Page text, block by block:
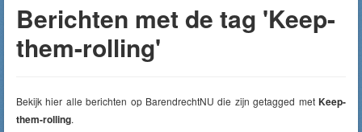
Berichten met de tag 'Keep-
them-rolling'
Bekijk hier alle berichten op BarendrechtNU die zijn getagged met Keep-
them-rolling.